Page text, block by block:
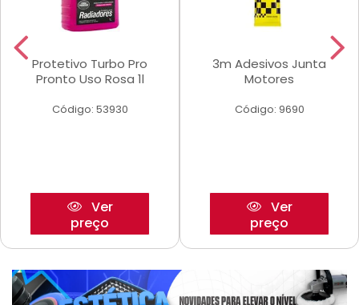
Protetivo Turbo Pro
Pronto Uso Rosa 1l
Código: 53930
Ver
preço
3m Adesivos Junta
Motores
Código: 9690
Ver
preço